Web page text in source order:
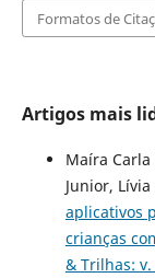
Formatos de
Artigos mais
Maíra
Junior,
aplicativos
crianças
& Trilhas: v.